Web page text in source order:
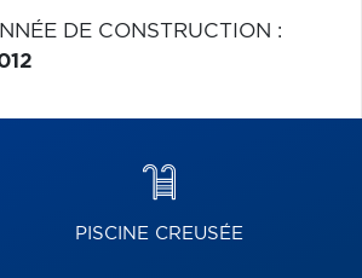
DE CONSTRUCTION :
PISCINE CREUSÉE